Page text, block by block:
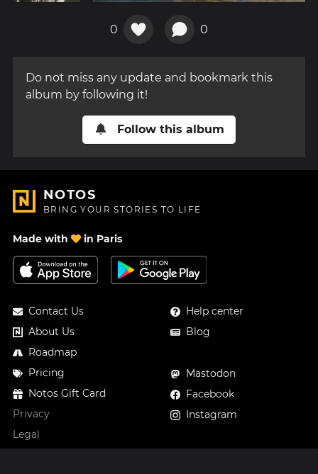
0 0
Do not miss any update and bookmark this
album by following it!
Follow this album
NOTOS
BRING YOUR STORIES TO LIFE
Made with in Paris
Contact Us
About Us
Roadmap
Pricing
Notos Gift Card
Privacy
Legal
Help center
Blog
Mastodon
Facebook
Instagram